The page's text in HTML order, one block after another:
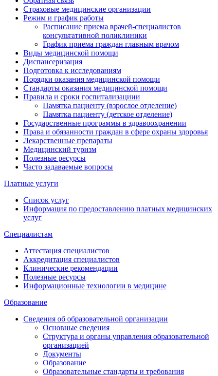
Страховые медицинские организации
Режим и график работы
Расписание приема врачей-специалистов
консультативной поликлиники
График приема граждан главным врачом
Виды медицинской помощи
Диспансеризация
Подготовка к исследованиям
Порядки оказания медицинской помощи
Стандарты оказания медицинской помощи
Правила и сроки госпитализациии
Памятка пациенту (взрослое отделение)
Памятка пациенту (детское отделение)
Государственные программы в здравоохранении
Права и обязанности граждан в сфере охраны здоровья
Лекарственные препараты
Медицинский туризм
Полезные ресурсы
Часто задаваемые вопросы
Платные услуги
Список услуг
Информация по предоставлению платных медицинских
услуг
Специалистам
Аттестация специалистов
Аккредитация специалистов
Клинические рекомендации
Полезные ресурсы
Информационные технологии в медицине
Образование
Сведения об образовательной организации
Основные сведения
Структура и органы управления образовательной
организацией
Документы
Образование
Образовательные стандарты и требования